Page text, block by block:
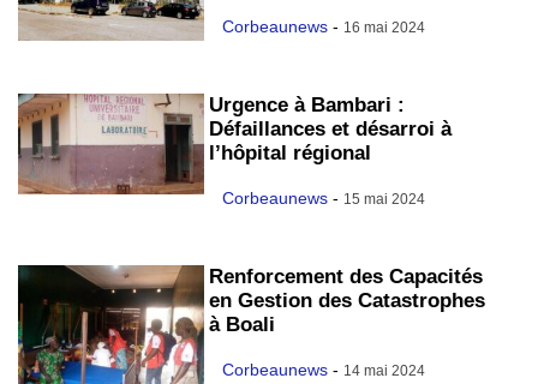
Corbeaunews - 16 mai 2024
Urgence à Bambari :
Défaillances et désarroi à
l’hôpital régional
Corbeaunews - 15 mai 2024
Renforcement des Capacités
en Gestion des Catastrophes
à Boali
Corbeaunews - 14 mai 2024